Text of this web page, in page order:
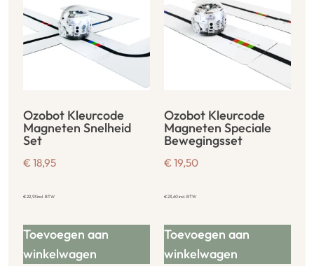
Ozobot Kleurcode
Magneten Snelheid
Set
€ 18,95
€22,93incl. BTW
Toevoegen aan
winkelwagen
Ozobot Kleurcode
Magneten Speciale
Bewegingsset
€ 19,50
€23,60incl. BTW
Toevoegen aan
winkelwagen